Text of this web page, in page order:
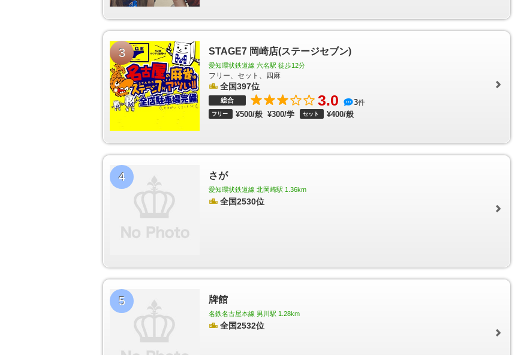
蟹江駅
富吉駅 佐古木駅 小本駅
尾張星の宮駅
小田井駅 比良駅 味美駅 六名駅 北岡崎駅 大門駅 北野桝塚駅 三河上郷駅 永覚駅 末野原駅
三河豊田駅
新上挙母駅
新豊田駅 愛環梅坪駅 四郷駅 貝津駅 保見駅 篠原駅 八草駅 山口駅 瀬戸口駅 中水野駅 藤が丘駅
はなみ
ずき通駅
杁ヶ池公園駅 長久手古戦場駅
公園駅
中村日赤駅 本陣駅 亀島駅 伏見駅 新栄町駅 今池駅 池下駅 覚王山駅
上社駅
本郷駅 ナゴヤドーム前矢田駅 平安通駅 志賀本通駅
駅
東別院駅 西高蔵駅 神宮西駅 伝馬町駅 堀田駅
八事日赤駅
名古屋大学駅 自由ヶ丘駅 茶屋ヶ坂駅
名古屋
港駅
庄内緑地公園駅 庄内通駅 浄心駅 浅間町駅 丸の内駅 大須観音駅 荒畑駅
植田駅
原駅 平針駅 中村区役所駅 国際センター駅 高岳駅 車道駅 吹上駅
野並駅 相生山駅 神沢駅 徳重駅 東田中駅 上末駅
柳生橋駅
小池駅 愛知大学前駅
神戸駅
三河田原駅 駅前大通駅 新川駅 札木駅 市役所前駅 豊橋公園前駅 東八町駅 前畑駅 東田坂上駅 東田駅
競輪場
前駅
井原駅 赤岩口駅 運動公園前駅 金屋駅 川宮駅 川村駅 白沢渓谷駅 小幡緑地駅
3 STAGE7 岡崎店(ステージセブン)
愛知環状鉄道線 六名駅 徒歩12分
フリー、セット、四麻
全国397位
総合 3.0 3件
フリー ¥500/般 ¥300/学 セット ¥400/般
4 さが
愛知環状鉄道線 北岡崎駅 1.36km
全国2530位
5 牌館
名鉄名古屋本線 男川駅 1.28km
全国2532位